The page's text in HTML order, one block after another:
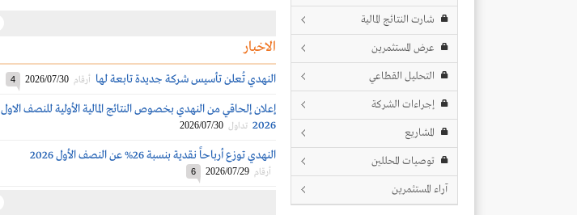
شارت النتائج المالية
عرض المستثمرين
التحليل القطاعي
إجراءات الشركة
المشاريع
توصيات المحللين
آراء المستثمرين
الاخبار
النهدي تُعلن تأسيس شركة جديدة تابعة لها أرقام 2026/07/30
4
إعلان إلحاقي من النهدي بخصوص النتائج المالية الأولية للنصف الاول
2026 تداول 2026/07/30
النهدي توزع أرباحاً نقدية بنسبة 26% عن النصف الأول 2026
أرقام 2026/07/29
6